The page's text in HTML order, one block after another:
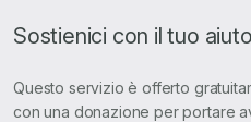
Sostienici con il tuo aiuto
Questo servizio è offerto
con una donazione per portare